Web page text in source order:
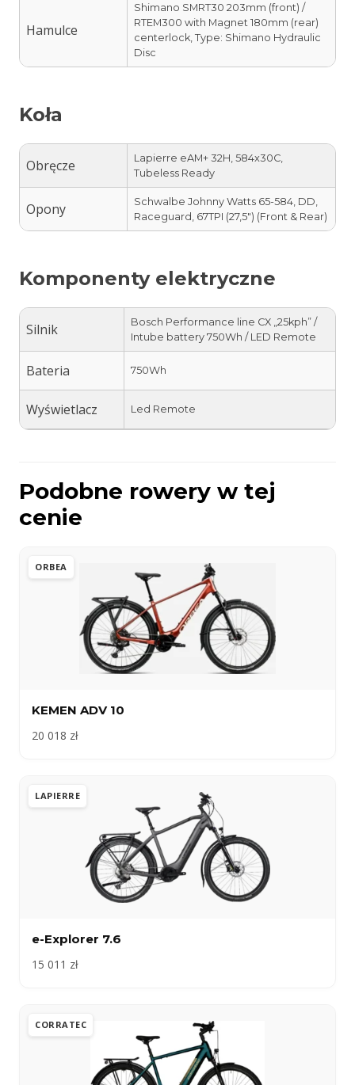
Hamulce
Shimano SMRT30 203mm (front) /
RTEM300 with Magnet 180mm (rear)
centerlock, Type: Shimano Hydraulic
Disc
Koła
Obręcze
Lapierre eAM+ 32H, 584x30C,
Tubeless Ready
Opony
Schwalbe Johnny Watts 65-584, DD,
Raceguard, 67TPI (27,5″) (Front & Rear)
Komponenty elektryczne
Silnik
Bosch Performance line CX „25kph” /
Intube battery 750Wh / LED Remote
Bateria 750Wh
Wyświetlacz Led Remote
Podobne rowery w tej
cenie
ORBEA
KEMEN ADV 10
20 018 zł
LAPIERRE
e-Explorer 7.6
15 011 zł
CORRATEC